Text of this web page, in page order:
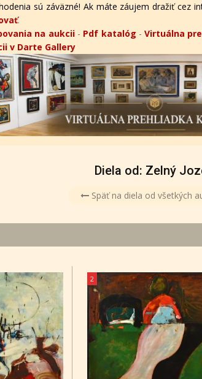
sú záväzné! Ak máte záujem dražiť cez
.
na aukcii- Pdf katalóg -Virtuálna
v Darte Gallery
Diela od: Zelný
Späť na diela od všetkých
2